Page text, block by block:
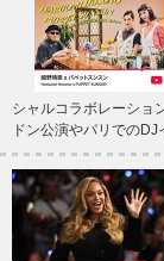
シャルコラボレーシ
ドン公演やパリでの